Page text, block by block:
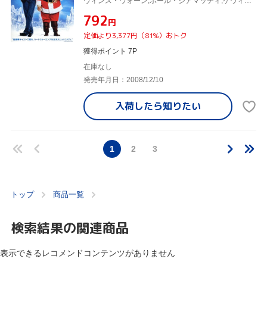
¥792円
定価より3,377円（81%）おトク
獲得ポイント 7P
在庫なし
発売年月日：2008/12/10
入荷したら知りたい
1 2 3
トップ 商品一覧
検索結果の関連商品
表示できるレコメンドコンテンツがありません